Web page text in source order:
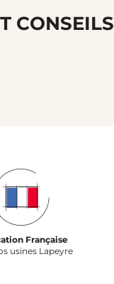
CONSEILS
Française
usines Lapeyre